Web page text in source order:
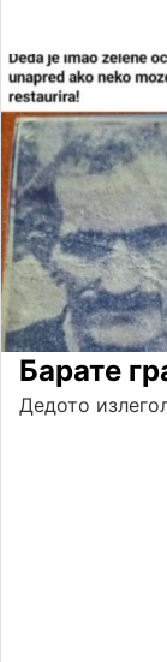
Барате
Дедото